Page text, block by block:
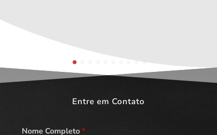
Entre em Contato
Nome Completo*